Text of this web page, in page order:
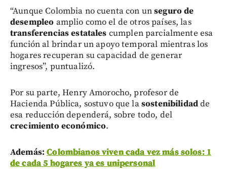
“Aunque Colombia no cuenta con unseguro de
desempleo amplio como el de otros países, las
transferencias estatales cumplen parcialmente esa
función al brindar un apoyo temporal mientras los
hogares recuperan su capacidad de generar
ingresos”, puntualizó.
Por su parte, Henry Amorocho, profesor de
Hacienda Pública, sostuvo que lasostenibilidadde
esa reducción dependerá, sobre todo, del
crecimiento económico.
Además:Colombianos viven cada vez más solos: 1
de cada 5 hogares ya es unipersonal